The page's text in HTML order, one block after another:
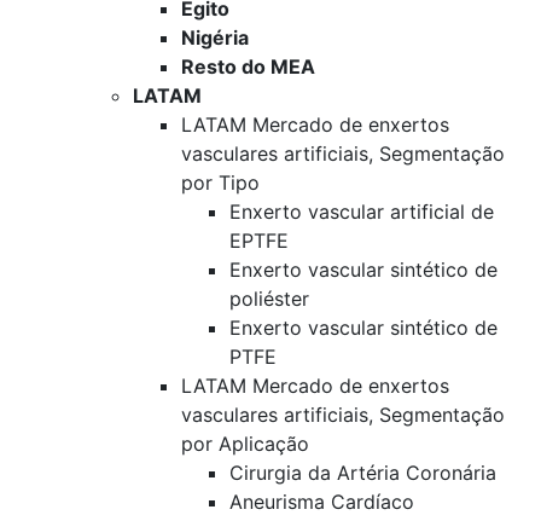
Egito
Nigéria
Resto do MEA
LATAM
LATAM Mercado de enxertos
vasculares artificiais, Segmentação
por Tipo
Enxerto vascular artificial de
EPTFE
Enxerto vascular sintético de
poliéster
Enxerto vascular sintético de
PTFE
LATAM Mercado de enxertos
vasculares artificiais, Segmentação
por Aplicação
Cirurgia da Artéria Coronária
Aneurisma Cardíaco